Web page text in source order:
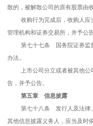
散的，被解散公司的原有股票由
收购行为完成后，收购人
管理机构和证券交易所，并予公告
第七十七条 国务院证券监
办法。
上市公司分立或者被其他
告，并予公告。
第五章 信息披露
第七十八条 发行人及法律
其他信息披露义务人，应当及时